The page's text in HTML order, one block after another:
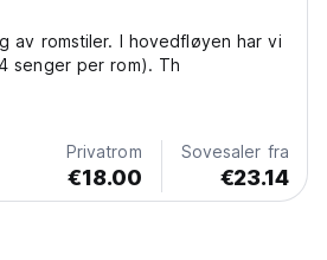
av romstiler. I hovedfløyen har vi
senger per rom). Th
Privatrom
€18.00
Sovesaler fra
€23.14